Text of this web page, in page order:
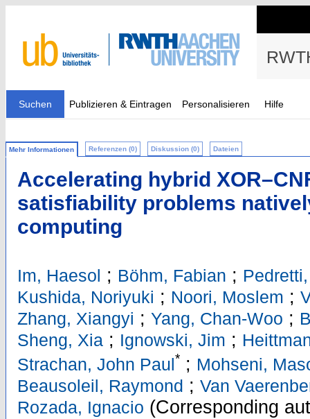
Suchen Publizieren & Eintragen Personalisieren Hilfe
Mehr Informationen Referenzen (0) Diskussion (0) Dateien
Accelerating hybrid
satisfiability problems
computing
Im, Haesol ; Böhm, Fabian ;
Kushida, Noriyuki ; Noori, Moslem ;
Zhang, Xiangyi ; Yang, Chan-Woo ;
Sheng, Xia ; Ignowski, Jim ;
Strachan, John Paul* ; Mohseni,
Beausoleil, Raymond ; Van
Rozada, Ignacio (Corresponding